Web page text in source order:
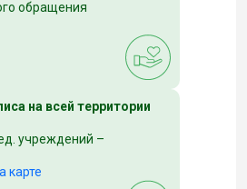
обращения
на всей территории
учреждений –
карте